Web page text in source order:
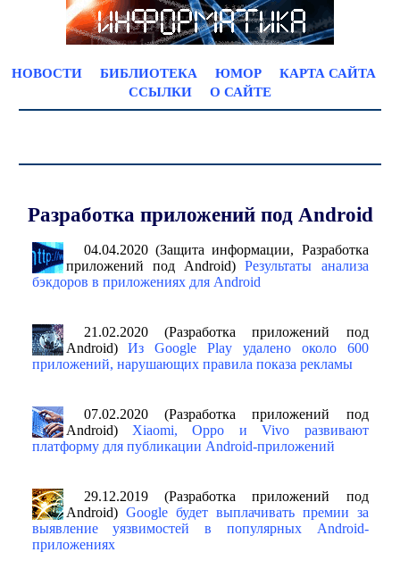
НОВОСТИ БИБЛИОТЕКА ЮМОР
КАРТА САЙТА
ССЫЛКИ
О САЙТЕ
Разработка приложений под Android
04.04.2020 (Защита информации, Разработка
приложений под Android)Результаты анализа
бэкдоров в приложениях для Android
21.02.2020 (Разработка приложений под
Android)Из Google Play удалено около 600
приложений, нарушающих правила показа рекламы
07.02.2020 (Разработка приложений под
Android) Xiaomi, Oppo и Vivo развивают
платформу для публикации Android-приложений
29.12.2019 (Разработка приложений под
Android) Google будет выплачивать премии за
выявление уязвимостей в популярных Android-
приложениях